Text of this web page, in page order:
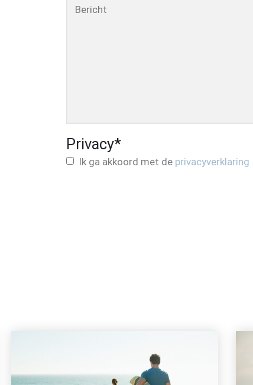
Bericht
Privacy*
Ik ga akkoord met de privacyverklaring